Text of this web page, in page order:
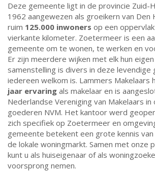
Deze gemeente ligt in de provincie Zuid-
1962 aangewezen als groeikern van Den
ruim 125.000 inwoners op een
vierkante kilometer. Zoetermeer is een
gemeente om te wonen, te werken en
Er zijn meerdere wijken met elk hun
samenstelling is divers in deze levendige
iedereen welkom is. Lammers Makelaars
jaar ervaring als makelaar en is
Nederlandse Vereniging van Makelaars
goederen NVM. Het kantoor werd
zich specifiek op Zoetermeer en
gemeente betekent een grote kennis
de lokale woningmarkt. Samen met onze
kunt u als huiseigenaar of als
voorsprong nemen.